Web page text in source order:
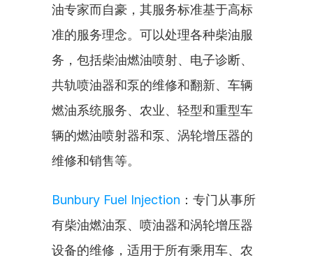
油专家而自豪，其服务标准基于高标
准的服务理念。可以处理各种柴油服
务，包括柴油燃油喷射、电子诊断、
共轨喷油器和泵的维修和翻新、车辆
燃油系统服务、农业、轻型和重型车
辆的燃油喷射器和泵、涡轮增压器的
维修和销售等。
Bunbury Fuel Injection ：专门从事所
有柴油燃油泵、喷油器和涡轮增压器
设备的维修，适用于所有乘用车、农